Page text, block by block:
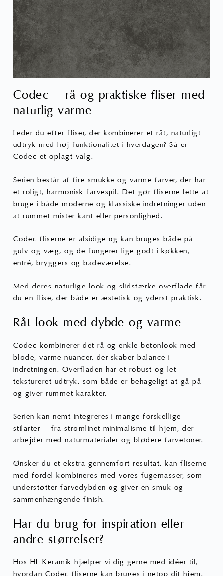
Codec – rå og praktiske fliser med
naturlig varme
Leder du efter fliser, der kombinerer et råt, naturligt
udtryk med høj funktionalitet i hverdagen? Så er
Codec et oplagt valg.
Serien består af fire smukke og varme farver, der har
et roligt, harmonisk farvespil. Det gør fliserne lette at
bruge i både moderne og klassiske indretninger uden
at rummet mister kant eller personlighed.
Codec fliserne er alsidige og kan bruges både på
gulv og væg, og de fungerer lige godt i køkken,
entré, bryggers og badeværelse.
Med deres naturlige look og slidstærke overflade får
du en flise, der både er æstetisk og yderst praktisk.
Råt look med dybde og varme
Codec kombinerer det rå og enklebetonlook med
bløde, varme nuancer, der skaber balance i
indretningen. Overfladen har et robust og let
tekstureret udtryk, som både er behageligt at gå på
og giver rummet karakter.
Serien kan nemt integreres i mange forskellige
stilarter – fra strømlinet minimalisme til hjem, der
arbejder med naturmaterialer og blødere farvetoner.
Ønsker du et ekstra gennemført resultat, kan fliserne
med fordel kombineres med vores fugemasser, som
understøtter farvedybden og giver en smuk og
sammenhængende finish.
Har du brug for inspiration eller
andre størrelser?
Hos HL Keramik hjælper vi dig gerne med idéer til,
hvordan Codec fliserne kan bruges i netop dit hjem.